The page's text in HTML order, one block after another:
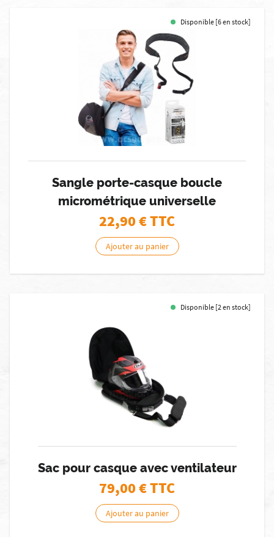
Disponible [6 en stock]
Sangle porte-casque boucle
micrométrique universelle
22,90€ TTC
Ajouter au panier
Disponible [2 en stock]
Sac pour casque avec ventilateur
79,00€ TTC
Ajouter au panier